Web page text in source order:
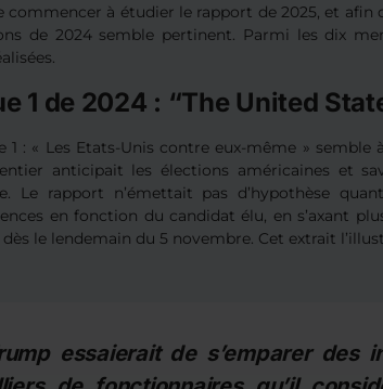
commencer à étudier le rapport de 2025, et
de 2024 semble pertinent. Parmi les dix
1 de 2024 : “The United
1 : « Les Etats-Unis contre eux-même »
anticipait les élections américaines et
Le rapport n’émettait pas d’hypothèse
en fonction du candidat élu, en s’axant
le lendemain du 5 novembre. Cet extrait
essaierait de s’emparer